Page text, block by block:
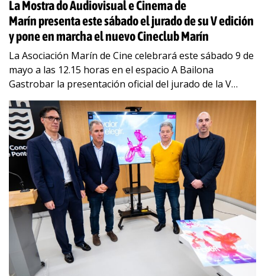
La Mostra do Audiovisual e Cinema de
Marín presenta este sábado el jurado de su V edición
y pone en marcha el nuevo Cineclub Marín
La Asociación Marín de Cine celebrará este sábado 9 de
mayo a las 12.15 horas en el espacio A Bailona
Gastrobar la presentación oficial del jurado de la V
edición…